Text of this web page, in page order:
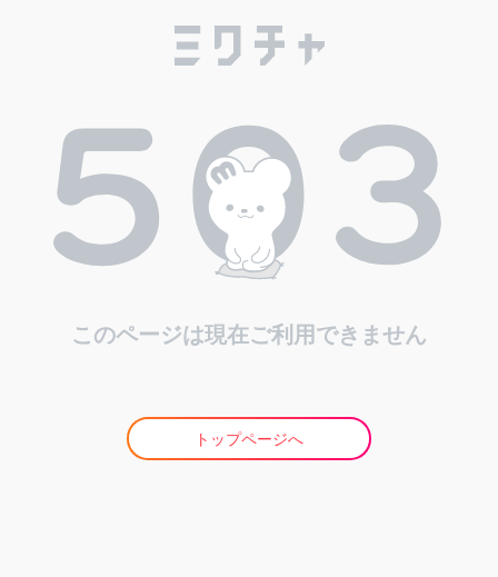
このページは現在ご利用できません